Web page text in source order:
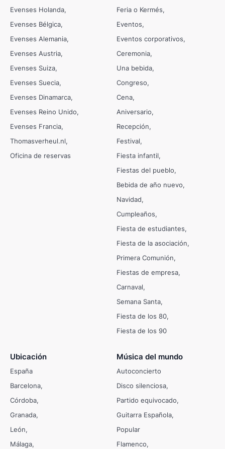
Evenses Holanda
Evenses Bélgica
Evenses Alemania
Evenses Austria
Evenses Suiza
Evenses Suecia
Evenses Dinamarca
Evenses Reino Unido
Evenses Francia
Thomasverheul.nl
Oficina de reservas
Feria o Kermés
Eventos
Eventos corporativos
Ceremonia
Una bebida
Congreso
Cena
Aniversario
Recepción
Festival
Fiesta infantil
Fiestas del pueblo
Bebida de año nuevo
Navidad
Cumpleaños
Fiesta de estudiantes
Fiesta de la asociación
Primera Comunión
Fiestas de empresa
Carnaval
Semana Santa
Fiesta de los 80
Fiesta de los 90
Ubicación
España
Barcelona
Córdoba
Granada
León
Málaga
Música del mundo
Autoconcierto
Disco silenciosa
Partido equivocado
Guitarra Española
Popular
Flamenco